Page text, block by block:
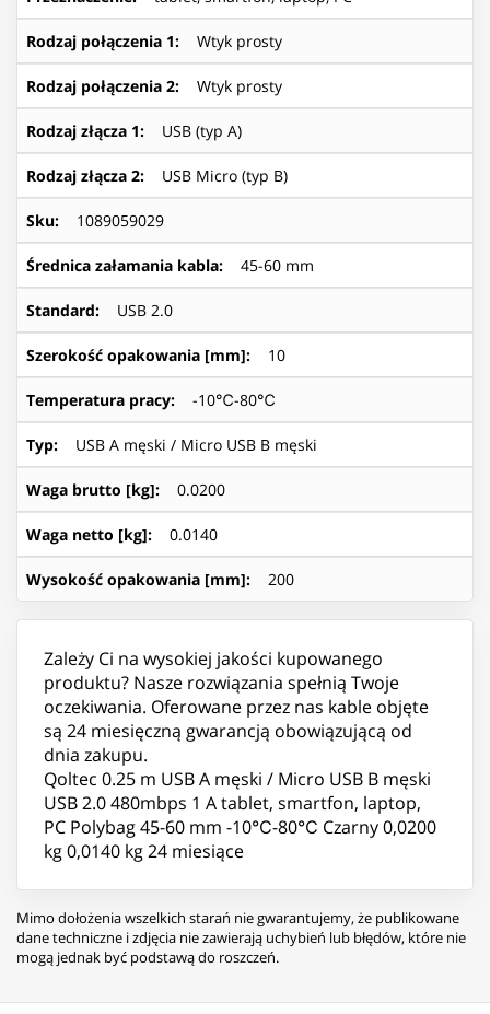
Rodzaj połączenia 1: Wtyk prosty
Rodzaj połączenia 2: Wtyk prosty
Rodzaj złącza 1: USB (typ A)
Rodzaj złącza 2: USB Micro (typ B)
Sku: 1089059029
Średnica załamania kabla: 45-60 mm
Standard: USB 2.0
Szerokość opakowania [mm]: 10
Temperatura pracy: -10℃-80℃
Typ: USB A męski / Micro USB B męski
Waga brutto [kg]: 0.0200
Waga netto [kg]: 0.0140
Wysokość opakowania [mm]: 200
Zależy Ci na wysokiej jakości kupowanego
produktu? Nasze rozwiązania spełnią Twoje
oczekiwania. Oferowane przez nas kable objęte
są 24 miesięczną gwarancją obowiązującą od
dnia zakupu.
Qoltec 0.25 m USB A męski / Micro USB B męski
USB 2.0 480mbps 1 A tablet, smartfon, laptop,
PC Polybag 45-60 mm -10℃-80℃ Czarny 0,0200
kg 0,0140 kg 24 miesiące
Mimo dołożenia wszelkich starań nie gwarantujemy, że publikowane
dane techniczne i zdjęcia nie zawierają uchybień lub błędów, które nie
mogą jednak być podstawą do roszczeń.